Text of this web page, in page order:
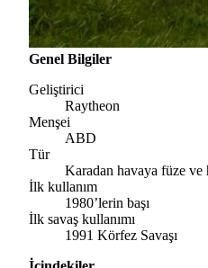
Genel Bilgiler
Geliştirici
Raytheon
Menşei
ABD
Tür
Karadan havaya füze ve
İlk kullanım
1980’lerin başı
İlk savaş kullanımı
1991 Körfez Savaşı